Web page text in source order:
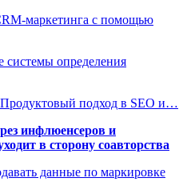
маркетинга с помощью
системы определения
подход в SEO и…
инфлюенсеров и
в сторону соавторства
данные по маркировке